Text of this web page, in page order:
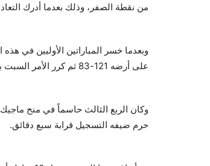
من نقطة الصفر، وذلك بعدما أدرك التعادل 2-2 السبت بفوزه بالمباراة الرابعة من أصل سبع ممكنة بنتيجة كبيرة
على أرضه 121-83 ثم كرر الأمر السبت بفضل 34 نقطة مع 13 متابعة للألماني فرانز فاغنر.
وكان الربع الثالث حاسماً في منح ماجيك
حرم ضيفه التسجيل قرابة سبع دقائق.